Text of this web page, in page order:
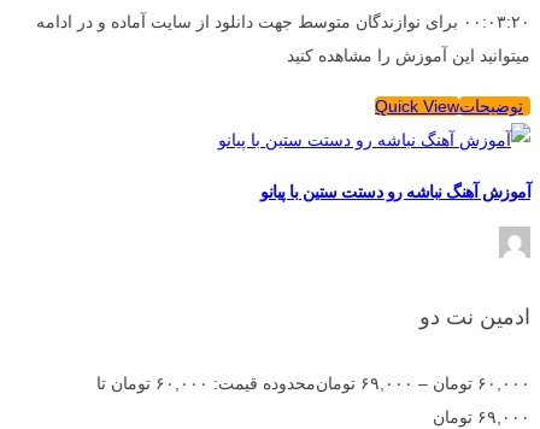
۰۰:۰۳:۲۰ برای نوازندگان متوسط جهت دانلود از سایت آماده و در ادامه
میتوانید این آموزش را مشاهده کنید
توضیحاتQuick View
آموزش آهنگ نباشه رو دستت ستین با پیانو
ادمین نت دو
۶۰,۰۰۰ تومان – ۶۹,۰۰۰ تومان
محدوده قیمت: ۶۰,۰۰۰ تومان تا
۶۹,۰۰۰ تومان